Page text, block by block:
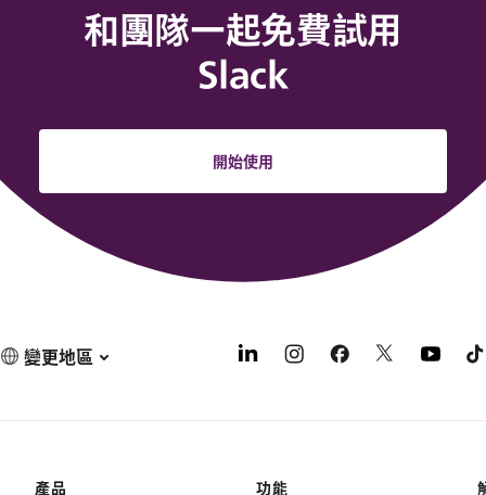
和團隊一起免費試用
Slack
開始使用
變更地區
產品
功能